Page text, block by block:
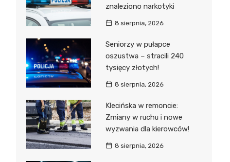
znaleziono narkotyki
8 sierpnia, 2026
Seniorzy w pułapce
oszustwa – stracili 240
tysięcy złotych!
8 sierpnia, 2026
Klecińska w remoncie:
Zmiany w ruchu i nowe
wyzwania dla kierowców!
8 sierpnia, 2026